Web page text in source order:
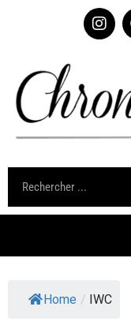
Home / IWC